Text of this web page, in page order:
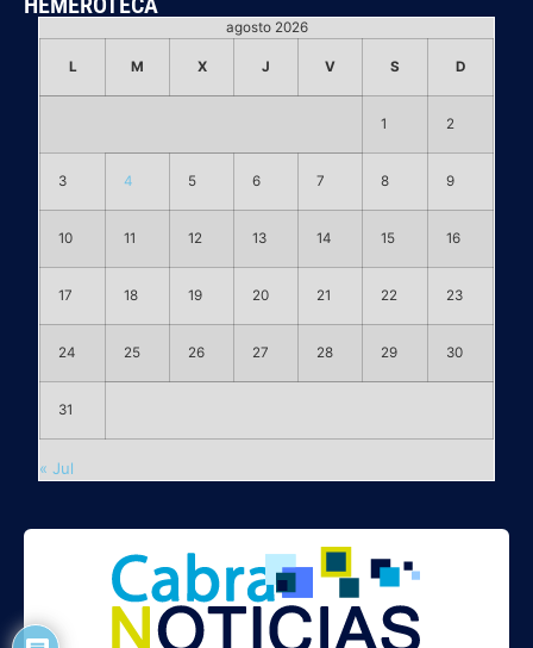
agosto 2026
L M X J V S D
1 2
3 4 5 6 7 8 9
10 11 12 13 14 15 16
17 18 19 20 21 22 23
24 25 26 27 28 29 30
31
« Jul